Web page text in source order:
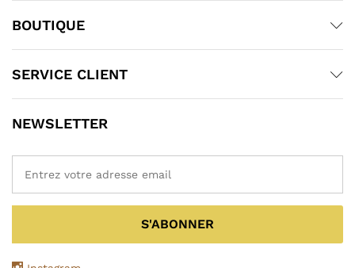
BOUTIQUE
SERVICE CLIENT
NEWSLETTER